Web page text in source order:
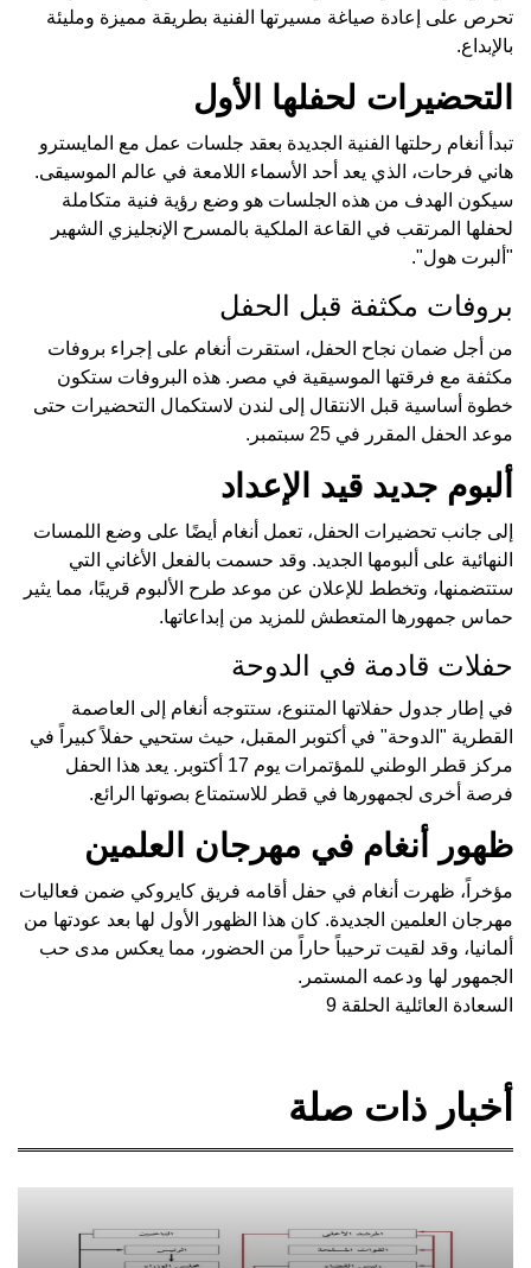
تحرص على إعادة صياغة مسيرتها الفنية بطريقة مميزة ومليئة
بالإبداع.
التحضيرات لحفلها الأول
تبدأ أنغام رحلتها الفنية الجديدة بعقد جلسات عمل مع المايسترو
هاني فرحات، الذي يعد أحد الأسماء اللامعة في عالم الموسيقى.
سيكون الهدف من هذه الجلسات هو وضع رؤية فنية متكاملة
لحفلها المرتقب في القاعة الملكية بالمسرح الإنجليزي الشهير
"ألبرت هول".
بروفات مكثفة قبل الحفل
من أجل ضمان نجاح الحفل، استقرت أنغام على إجراء بروفات
مكثفة مع فرقتها الموسيقية في مصر. هذه البروفات ستكون
خطوة أساسية قبل الانتقال إلى لندن لاستكمال التحضيرات حتى
موعد الحفل المقرر في 25 سبتمبر.
ألبوم جديد قيد الإعداد
إلى جانب تحضيرات الحفل، تعمل أنغام أيضًا على وضع اللمسات
النهائية على ألبومها الجديد. وقد حسمت بالفعل الأغاني التي
ستتضمنها، وتخطط للإعلان عن موعد طرح الألبوم قريبًا، مما يثير
حماس جمهورها المتعطش للمزيد من إبداعاتها.
حفلات قادمة في الدوحة
في إطار جدول حفلاتها المتنوع، ستتوجه أنغام إلى العاصمة
القطرية "الدوحة" في أكتوبر المقبل، حيث ستحيي حفلاً كبيراً في
مركز قطر الوطني للمؤتمرات يوم 17 أكتوبر. يعد هذا الحفل
فرصة أخرى لجمهورها في قطر للاستمتاع بصوتها الرائع.
ظهور أنغام في مهرجان العلمين
مؤخراً، ظهرت أنغام في حفل أقامه فريق كايروكي ضمن فعاليات
مهرجان العلمين الجديدة. كان هذا الظهور الأول لها بعد عودتها من
ألمانيا، وقد لقيت ترحيباً حاراً من الحضور، مما يعكس مدى حب
الجمهور لها ودعمه المستمر.
السعادة العائلية الحلقة 9
أخبار ذات صلة